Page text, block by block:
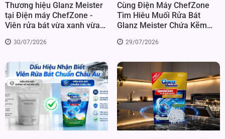
Thương hiệu Glanz Meister
tại Điện máy ChefZone -
Viên rửa bát vừa xanh vừa
30/07/2026
Cùng Điện Máy ChefZone
Tìm Hiêu Muối Rửa Bát
Glanz Meister Chứa Kẽm
Thế Nào?
29/07/2026